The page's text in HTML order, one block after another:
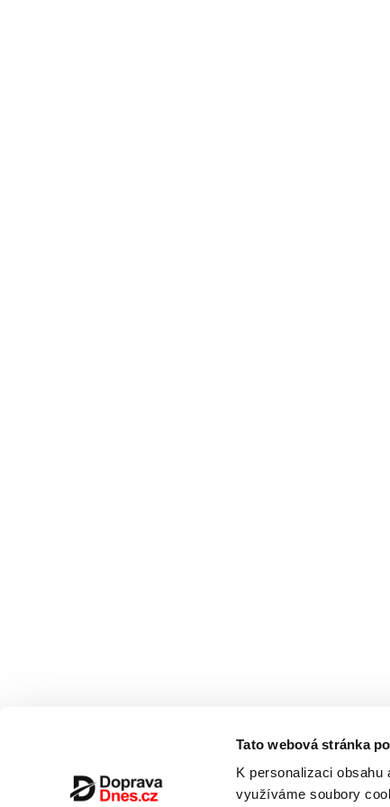
Tato webová stránka
K personalizaci
využíváme soubory